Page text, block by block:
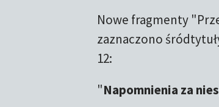
Nowe fragmenty
zaznaczono
12:
"Napomnienia za